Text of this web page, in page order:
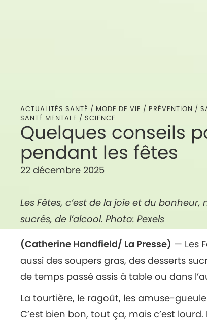
ACTUALITÉS SANTÉ / MODE DE VIE / PRÉVENTION /
SANTÉ MENTALE / SCIENCE
Quelques conseils
pendant les fêtes
22 décembre 2025
Les Fêtes, c’est de la joie et du
sucrés, de l’alcool. Photo: Pexels
(Catherine Handfield/ La Presse) — Les
aussi des soupers gras, des desserts
de temps passé assis à table ou dans
La tourtière, le ragoût, les amuse-
C’est bien bon, tout ça, mais c’est